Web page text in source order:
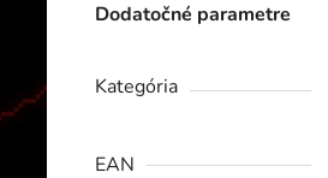
Dodatočné parametre
Kategória
EAN